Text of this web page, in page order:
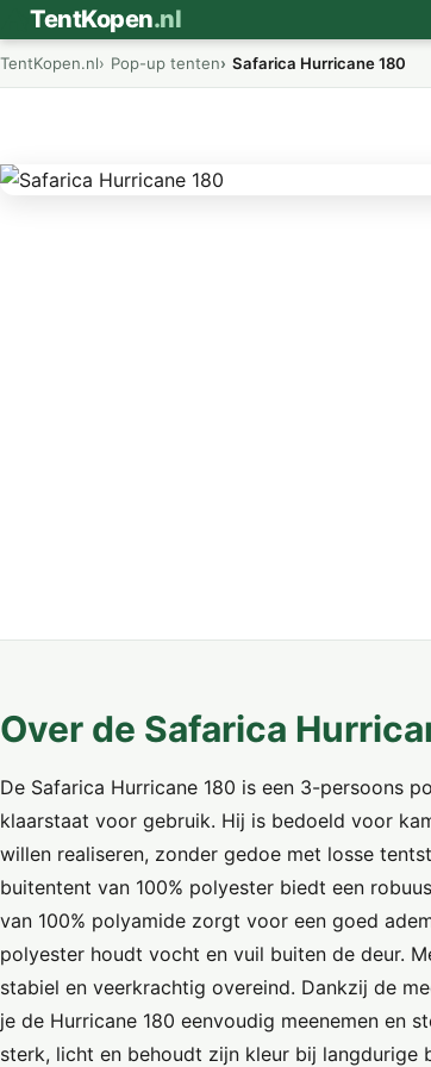
TentKopen.nl
TentKopen.nl Pop-up tenten Safarica Hurricane 180
Over de Safarica
De Safarica Hurricane 180 is een 3-persoons
klaarstaat voor gebruik. Hij is bedoeld voor
willen realiseren, zonder gedoe met losse
buitentent van 100% polyester biedt een
van 100% polyamide zorgt voor een goed
polyester houdt vocht en vuil buiten de deur.
stabiel en veerkrachtig overeind. Dankzij de
je de Hurricane 180 eenvoudig meenemen en
sterk, licht en behoudt zijn kleur bij